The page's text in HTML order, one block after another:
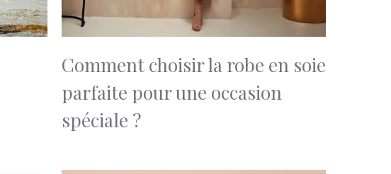
Comment choisir la robe en soie
parfaite pour une occasion
spéciale ?